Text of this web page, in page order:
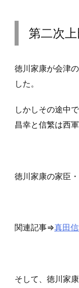
第二次
徳川家康が会津
した。
しかしその途中
昌幸と信繁は西軍
徳川家康の家臣
関連記事⇒真田
そして、徳川家